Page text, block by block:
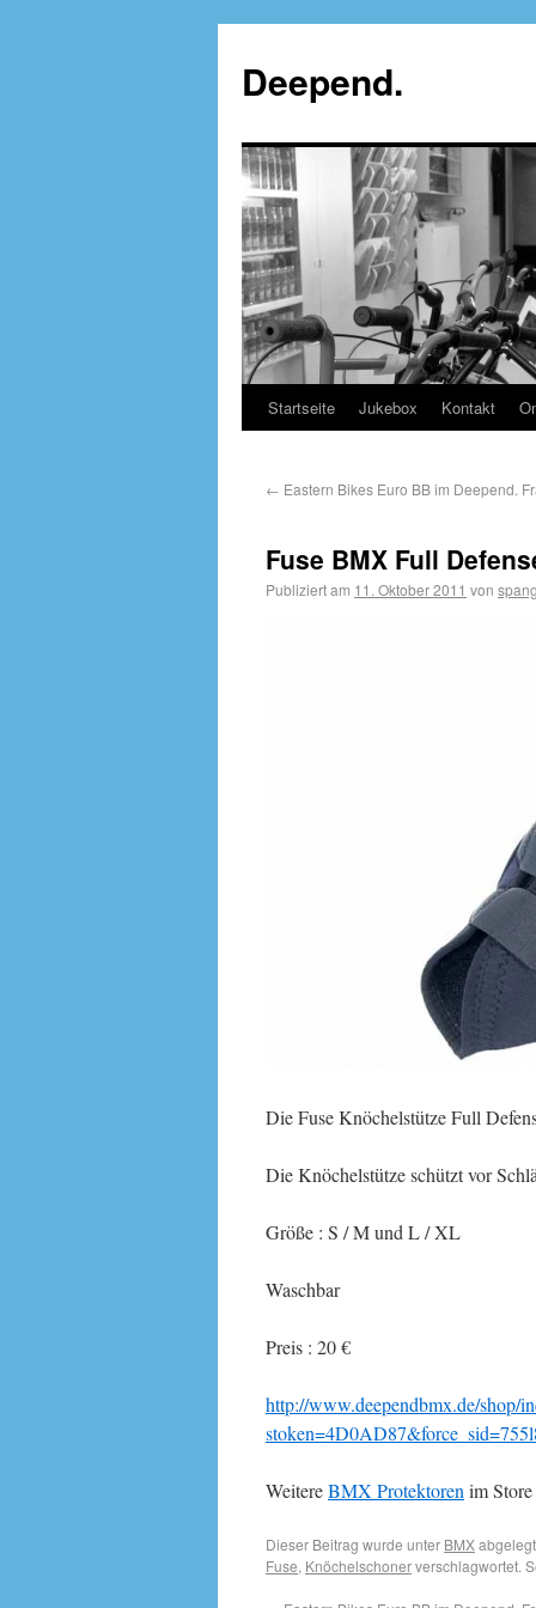
Deepend.
Startseite Jukebox Kontakt
← Eastern Bikes Euro BB im Deepend.
Fuse BMX Full
Publiziert am 11. Oktober 2011 von
Die Fuse Knöchelstütze Full
Die Knöchelstütze schützt vor
Größe : S / M und L / XL
Waschbar
Preis : 20 €
http://www.deependbmx.de/shop/
WeitereBMX Protektoren im
Dieser Beitrag wurde unter BMX
Fuse, Knöchelschonerverschlagwortet.